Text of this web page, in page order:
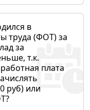
в
труда (ФОТ) за
за
т.к.
плата
руб) или